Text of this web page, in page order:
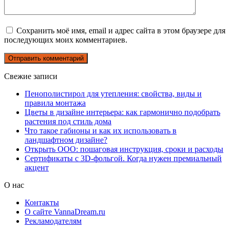
Сохранить моё имя, email и адрес сайта в этом браузере для
последующих моих комментариев.
Свежие записи
Пенополистирол для утепления: свойства, виды и
правила монтажа
Цветы в дизайне интерьера: как гармонично подобрать
растения под стиль дома
Что такое габионы и как их использовать в
ландшафтном дизайне?
Открыть ООО: пошаговая инструкция, сроки и расходы
Сертификаты с 3D-фольгой. Когда нужен премиальный
акцент
О нас
Контакты
О сайте VannaDream.ru
Рекламодателям